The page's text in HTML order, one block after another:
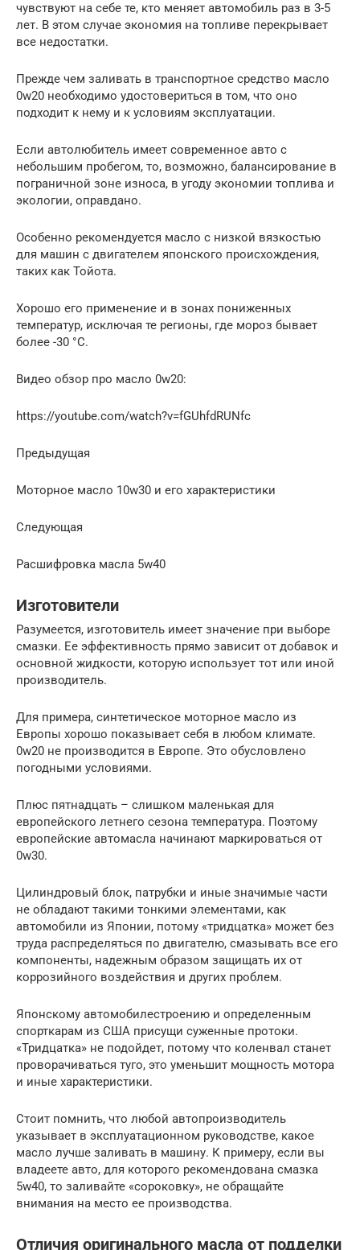
чувствуют на себе те, кто меняет автомобиль раз в 3-5
лет. В этом случае экономия на топливе перекрывает
все недостатки.
Прежде чем заливать в транспортное средство масло
0w20 необходимо удостовериться в том, что оно
подходит к нему и к условиям эксплуатации.
Если автолюбитель имеет современное авто с
небольшим пробегом, то, возможно, балансирование в
пограничной зоне износа, в угоду экономии топлива и
экологии, оправдано.
Особенно рекомендуется масло с низкой вязкостью
для машин с двигателем японского происхождения,
таких как Тойота.
Хорошо его применение и в зонах пониженных
температур, исключая те регионы, где мороз бывает
более -30 °С.
Видео обзор про масло 0w20:
https://youtube.com/watch?v=fGUhfdRUNfc
Предыдущая
Моторное масло 10w30 и его характеристики
Следующая
Расшифровка масла 5w40
Изготовители
Разумеется, изготовитель имеет значение при выборе
смазки. Ее эффективность прямо зависит от добавок и
основной жидкости, которую использует тот или иной
производитель.
Для примера, синтетическое моторное масло из
Европы хорошо показывает себя в любом климате.
0w20 не производится в Европе. Это обусловлено
погодными условиями.
Плюс пятнадцать – слишком маленькая для
европейского летнего сезона температура. Поэтому
европейские автомасла начинают маркироваться от
0w30.
Цилиндровый блок, патрубки и иные значимые части
не обладают такими тонкими элементами, как
автомобили из Японии, потому «тридцатка» может без
труда распределяться по двигателю, смазывать все его
компоненты, надежным образом защищать их от
коррозийного воздействия и других проблем.
Японскому автомобилестроению и определенным
спорткарам из США присущи суженные протоки.
«Тридцатка» не подойдет, потому что коленвал станет
проворачиваться туго, это уменьшит мощность мотора
и иные характеристики.
Стоит помнить, что любой автопроизводитель
указывает в эксплуатационном руководстве, какое
масло лучше заливать в машину. К примеру, если вы
владеете авто, для которого рекомендована смазка
5w40, то заливайте «сороковку», не обращайте
внимания на место ее производства.
Отличия оригинального масла от подделки